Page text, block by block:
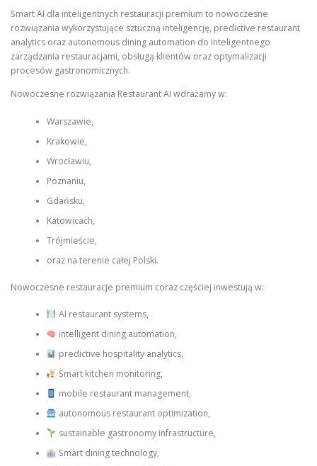
Smart AI dla inteligentnych restauracji premium to nowoczesne
rozwiązania wykorzystujące sztuczną inteligencję, predictive restaurant
analytics oraz autonomous dining automation do inteligentnego
zarządzania restauracjami, obsługą klientów oraz optymalizacji
procesów gastronomicznych.
Nowoczesne rozwiązania Restaurant AI wdrażamy w:
Warszawie,
Krakowie,
Wrocławiu,
Poznaniu,
Gdańsku,
Katowicach,
Trójmieście,
oraz na terenie całej Polski.
Nowoczesne restauracje premium coraz częściej inwestują w:
AI restaurant systems,
intelligent dining automation,
predictive hospitality analytics,
Smart kitchen monitoring,
mobile restaurant management,
autonomous restaurant optimization,
sustainable gastronomy infrastructure,
Smart dining technology,